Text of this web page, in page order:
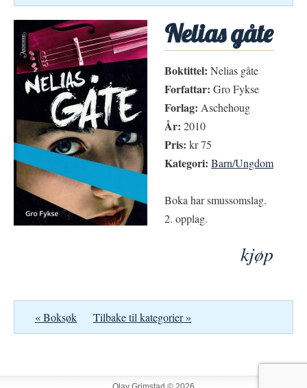
Nelias gåte
Boktittel: Nelias gåte
Forfattar: Gro Fykse
Forlag: Aschehoug
År: 2010
Pris: kr 75
Kategori: Barn/Ungdom
Boka har smussomslag.
2. opplag.
kjøp
« Boksøk Tilbake til kategorier »